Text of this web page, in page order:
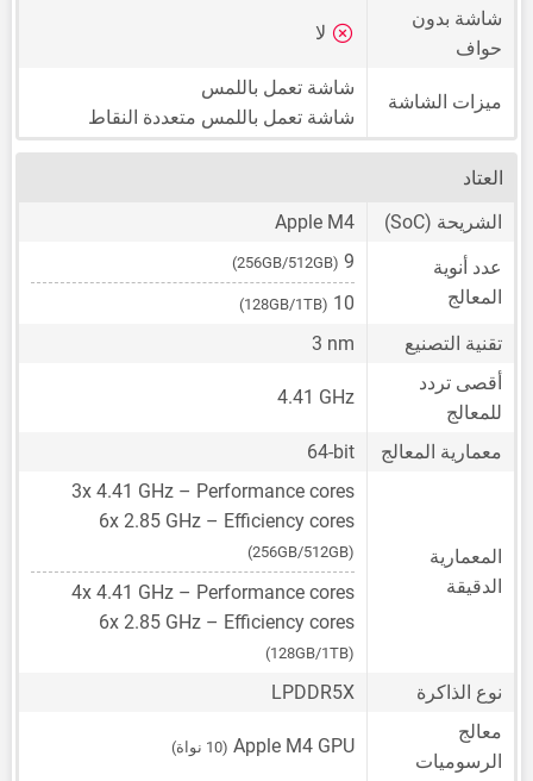
شاشة بدون
حواف
لا
ميزات الشاشة
شاشة تعمل باللمس
شاشة تعمل باللمس متعددة النقاط
العتاد
الشريحة (SoC)
Apple M4
عدد أنوية
المعالج
9
(256GB/512GB)
10
(128GB/1TB)
تقنية التصنيع
3 nm
أقصى تردد
للمعالج
4.41 GHz
معمارية المعالج 64-bit
المعمارية
الدقيقة
3x 4.41 GHz – Performance cores
6x 2.85 GHz – Efficiency cores
(256GB/512GB)
4x 4.41 GHz – Performance cores
6x 2.85 GHz – Efficiency cores
(128GB/1TB)
نوع الذاكرة
LPDDR5X
معالج
الرسوميات
Apple M4 GPU (10 نواة)